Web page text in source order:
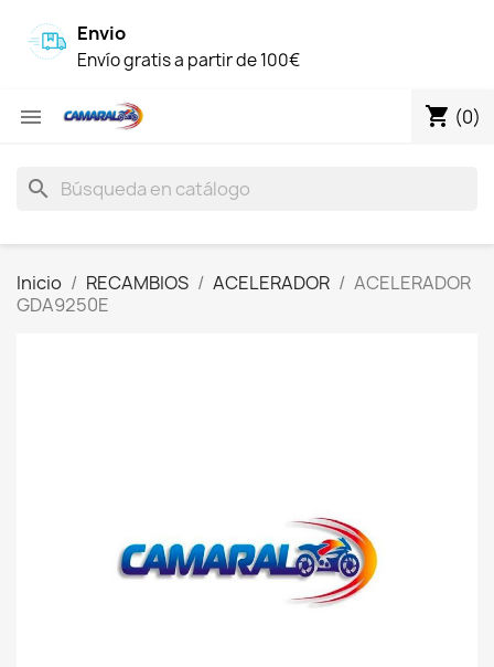
Envio
Envío gratis a partir de 100€
 shopping_cart (0)
search
Inicio RECAMBIOS ACELERADOR
ACELERADOR
GDA9250E